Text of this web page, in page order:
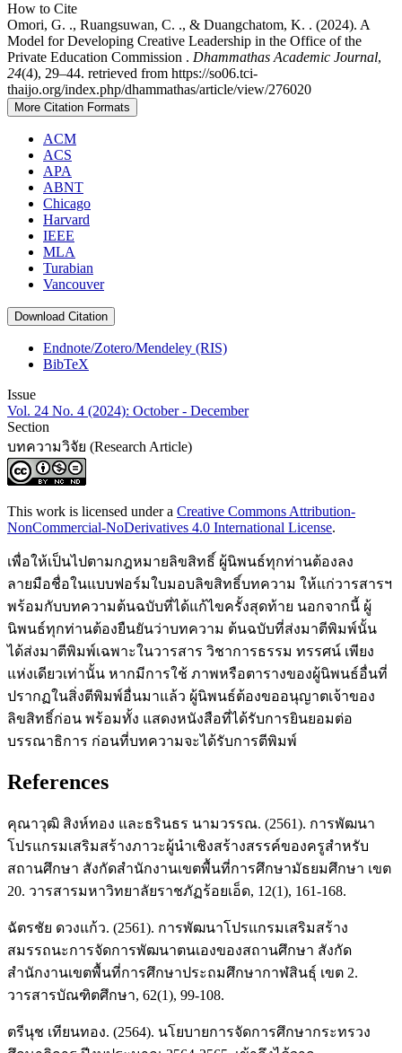
How to Cite
Omori, G. ., Ruangsuwan, C. ., & Duangchatom, K. . (2024). A
Model for Developing Creative Leadership in the Office of the
Private Education Commission . Dhammathas Academic Journal,
24(4), 29–44. retrieved from https://so06.tci-
thaijo.org/index.php/dhammathas/article/view/276020
More Citation Formats
ACM
ACS
APA
ABNT
Chicago
Harvard
IEEE
MLA
Turabian
Vancouver
Download Citation
Endnote/Zotero/Mendeley (RIS)
BibTeX
Issue
Vol. 24 No. 4 (2024): October - December
Section
บทความวิจัย (Research Article)
This work is licensed under a Creative Commons Attribution-
NonCommercial-NoDerivatives 4.0 International License.
เพื่อให้เป็นไปตามกฎหมายลิขสิทธิ์ ผู้นิพนธ์ทุกท่านต้องลง
ลายมือชื่อในแบบฟอร์มใบมอบลิขสิทธิ์บทความ ให้แก่วารสารฯ
พร้อมกับบทความต้นฉบับที่ได้แก้ไขครั้งสุดท้าย นอกจากนี้ ผู้
นิพนธ์ทุกท่านต้องยืนยันว่าบทความ ต้นฉบับที่ส่งมาตีพิมพ์นั้น
ได้ส่งมาตีพิมพ์เฉพาะในวารสาร วิชาการธรรม ทรรศน์ เพียง
แห่งเดียวเท่านั้น หากมีการใช้ ภาพหรือตารางของผู้นิพนธ์อื่นที่
ปรากฏในสิ่งตีพิมพ์อื่นมาแล้ว ผู้นิพนธ์ต้องขออนุญาตเจ้าของ
ลิขสิทธิ์ก่อน พร้อมทั้ง แสดงหนังสือที่ได้รับการยินยอมต่อ
บรรณาธิการ ก่อนที่บทความจะได้รับการตีพิมพ์
References
คุณาวุฒิ สิงห์ทอง และธรินธร นามวรรณ. (2561). การพัฒนา
โปรแกรมเสริมสร้างภาวะผู้นำเชิงสร้างสรรค์ของครูสำหรับ
สถานศึกษา สังกัดสำนักงานเขตพื้นที่การศึกษามัธยมศึกษา เขต
20. วารสารมหาวิทยาลัยราชภัฏร้อยเอ็ด, 12(1), 161-168.
ฉัตรชัย ดวงแก้ว. (2561). การพัฒนาโปรแกรมเสริมสร้าง
สมรรถนะการจัดการพัฒนาตนเองของสถานศึกษา สังกัด
สำนักงานเขตพื้นที่การศึกษาประถมศึกษากาฬสินธุ์ เขต 2.
วารสารบัณฑิตศึกษา, 62(1), 99-108.
ตรีนุช เทียนทอง. (2564). นโยบายการจัดการศึกษากระทรวง